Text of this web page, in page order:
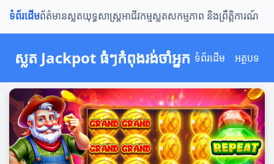
ទំព័រដើមព័ត៌មានស្លតយុទ្ធសាស្ត្រអាជីវកម្មស្លតសកម្មភាព និងព្រឹត្តិការណ៍
ស្លត Jackpot ធំៗកំពុងរង់ចាំអ្នក ទំព័រដើម អត្ថបទ